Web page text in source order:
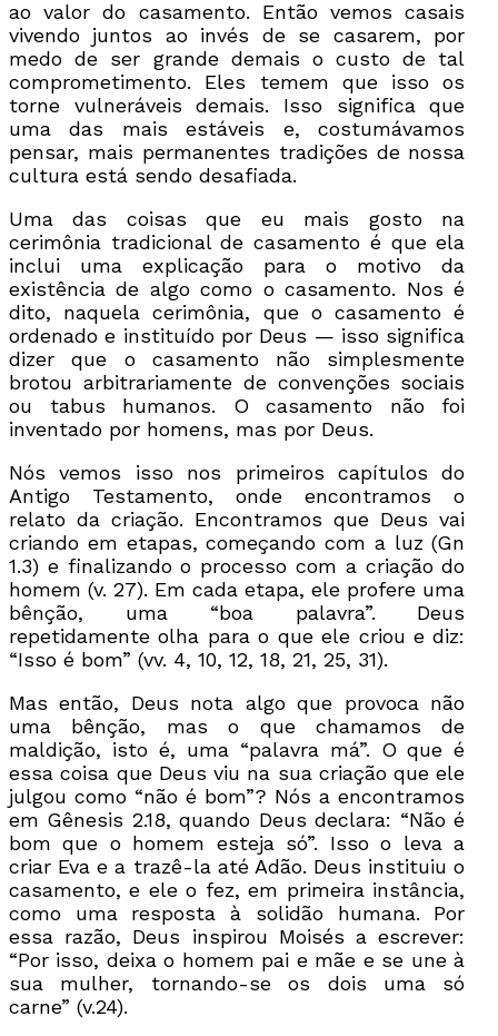
ao valor do casamento. Então vemos casais
vivendo juntos ao invés de se casarem, por
medo de ser grande demais o custo de tal
comprometimento. Eles temem que isso os
torne vulneráveis demais. Isso significa que
uma das mais estáveis e, costumávamos
pensar, mais permanentes tradições de nossa
cultura está sendo desafiada.
Uma das coisas que eu mais gosto na
cerimônia tradicional de casamento é que ela
inclui uma explicação para o motivo da
existência de algo como o casamento. Nos é
dito, naquela cerimônia, que o casamento é
ordenado e instituído por Deus — isso significa
dizer que o casamento não simplesmente
brotou arbitrariamente de convenções sociais
ou tabus humanos. O casamento não foi
inventado por homens, mas por Deus.
Nós vemos isso nos primeiros capítulos do
Antigo Testamento, onde encontramos o
relato da criação. Encontramos que Deus vai
criando em etapas, começando com a luz (Gn
1.3) e finalizando o processo com a criação do
homem (v. 27). Em cada etapa, ele profere uma
bênção, uma “boa palavra”. Deus
repetidamente olha para o que ele criou e diz:
“Isso é bom” (vv. 4, 10, 12, 18, 21, 25, 31).
Mas então, Deus nota algo que provoca não
uma bênção, mas o que chamamos de
maldição, isto é, uma “palavra má”. O que é
essa coisa que Deus viu na sua criação que ele
julgou como “não é bom”? Nós a encontramos
em Gênesis 2.18, quando Deus declara: “Não é
bom que o homem esteja só”. Isso o leva a
criar Eva e a trazê-la até Adão. Deus instituiu o
casamento, e ele o fez, em primeira instância,
como uma resposta à solidão humana. Por
essa razão, Deus inspirou Moisés a escrever:
“Por isso, deixa o homem pai e mãe e se une à
sua mulher, tornando-se os dois uma só
carne” (v.24).